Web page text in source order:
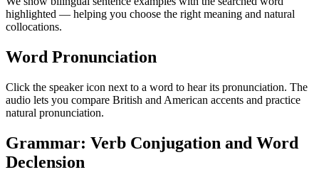
highlighted — helping you choose the right meaning and natural
collocations.
Word Pronunciation
Click the speaker icon next to a word to hear its pronunciation. The
audio lets you compare British and American accents and practice
natural pronunciation.
Grammar: Verb Conjugation and Word
Declension